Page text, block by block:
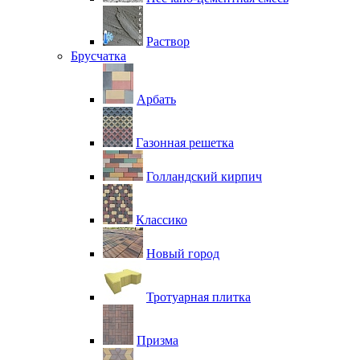
Раствор
Брусчатка
Арбать
Газонная решетка
Голландский кирпич
Классико
Новый город
Тротуарная плитка
Призма